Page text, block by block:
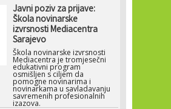
Javni poziv za prijave:
Škola novinarske
izvrsnosti Mediacentra
Sarajevo
Škola novinarske izvrsnosti
Mediacentra je tromjesečni
edukativni program
osmišljen s ciljem da
pomogne novinarima i
novinarkama u savladavanju
savremenih profesionalnih
izazova.